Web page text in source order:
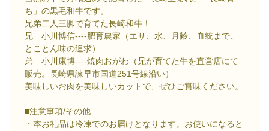
ち」の黒毛和牛です。
兄弟二人三脚で育てた長崎和牛！
兄 小川博信----肥育農家（エサ、水、月齢、血統まで、
とことん味の追求）
弟 小川康博----焼肉おがわ（兄が育てた牛を直営店にて
販売。長崎県諫早市国道251号線沿い）
美味しいお肉を美味しいカットで、ぜひご賞味ください。
■注意事項/その他
・本お礼品は冷凍でのお届けとなります。お使いになると